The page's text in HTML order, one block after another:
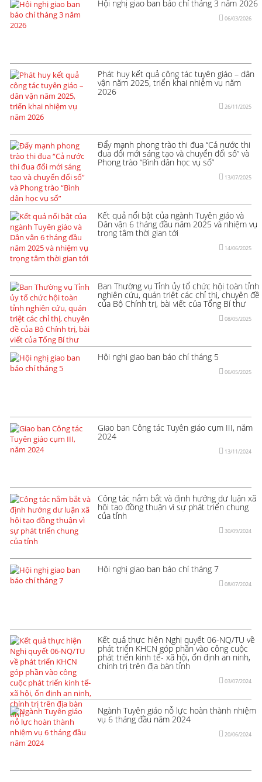
Hội nghị giao ban báo chí tháng 3 năm 2026
06/03/2026
Phát huy kết quả công tác tuyên giáo – dân
vận năm 2025, triển khai nhiệm vụ năm
2026
26/11/2025
Đẩy mạnh phong trào thi đua “Cả nước thi
đua đổi mới sáng tạo và chuyển đổi số” và
Phong trào “Bình dân học vụ số”
13/07/2025
Kết quả nổi bật của ngành Tuyên giáo và
Dân vận 6 tháng đầu năm 2025 và nhiệm vụ
trọng tâm thời gian tới
14/06/2025
Ban Thường vụ Tỉnh ủy tổ chức hội toàn tỉnh
nghiên cứu, quán triệt các chỉ thị, chuyên đề
của Bộ Chính trị, bài viết của Tổng Bí thư
08/05/2025
Hội nghị giao ban báo chí tháng 5
06/05/2025
Giao ban Công tác Tuyên giáo cụm III, năm
2024
13/11/2024
Công tác nắm bắt và định hướng dư luận xã
hội tạo đồng thuận vì sự phát triển chung
của tỉnh
30/09/2024
Hội nghị giao ban báo chí tháng 7
08/07/2024
Kết quả thực hiện Nghị quyết 06-NQ/TU về
phát triển KHCN góp phần vào công cuộc
phát triển kinh tế- xã hội, ổn định an ninh,
chính trị trên địa bàn tỉnh
03/07/2024
Ngành Tuyên giáo nỗ lực hoàn thành nhiệm
vụ 6 tháng đầu năm 2024
20/06/2024